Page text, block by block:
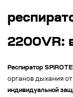
2200VR:
Респиратор
органов дыхания
индивидуальной